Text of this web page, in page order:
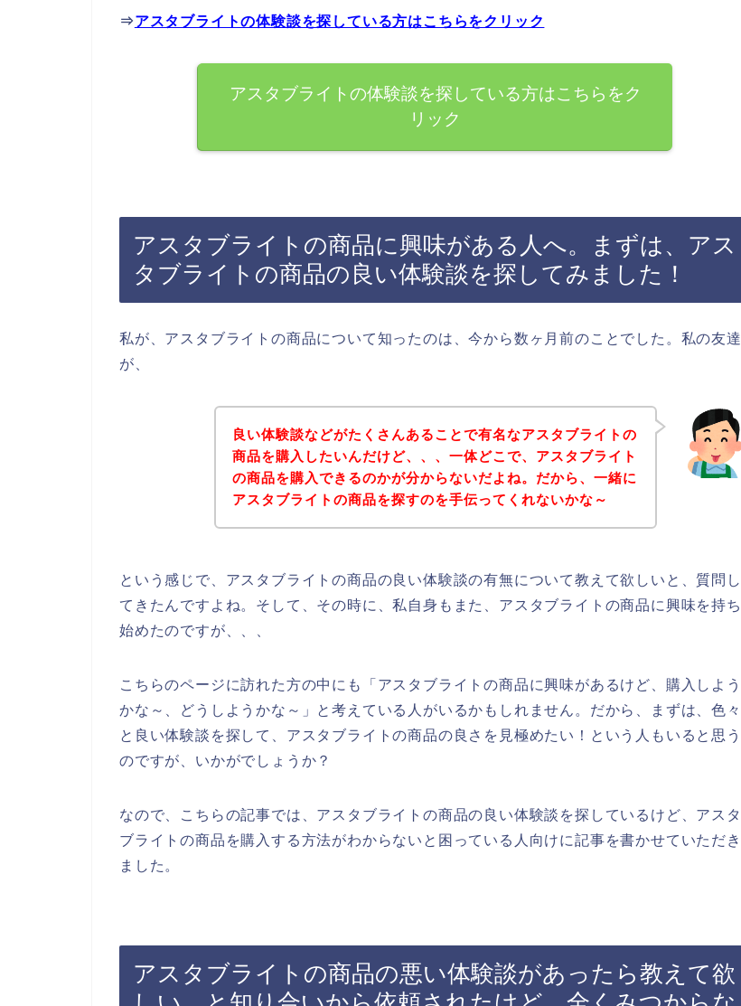
⇒アスタブライトの体験談を探している方はこちらをクリック
アスタブライトの体験談を探している方はこちらをク
リック
アスタブライトの商品に興味がある人へ。まずは、アス
タブライトの商品の良い体験談を探してみました！
私が、アスタブライトの商品について知ったのは、今から数ヶ月前のことでした。私の友達
が、
良い体験談などがたくさんあることで有名なアスタブライトの
商品を購入したいんだけど、、、一体どこで、アスタブライト
の商品を購入できるのかが分からないだよね。だから、一緒に
アスタブライトの商品を探すのを手伝ってくれないかな～
という感じで、アスタブライトの商品の良い体験談の有無について教えて欲しいと、質問し
てきたんですよね。そして、その時に、私自身もまた、アスタブライトの商品に興味を持ち
始めたのですが、、、
こちらのページに訪れた方の中にも「アスタブライトの商品に興味があるけど、購入しよう
かな～、どうしようかな～」と考えている人がいるかもしれません。だから、まずは、色々
と良い体験談を探して、アスタブライトの商品の良さを見極めたい！という人もいると思う
のですが、いかがでしょうか？
なので、こちらの記事では、アスタブライトの商品の良い体験談を探しているけど、アスタ
ブライトの商品を購入する方法がわからないと困っている人向けに記事を書かせていただき
ました。
アスタブライトの商品の悪い体験談があったら教えて欲